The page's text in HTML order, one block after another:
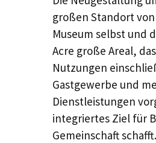
großen Standort von
Museum selbst und
Acre große Areal,
Nutzungen
Gastgewerbe und
Dienstleistungen
integriertes Ziel für
Gemeinschaft schafft.